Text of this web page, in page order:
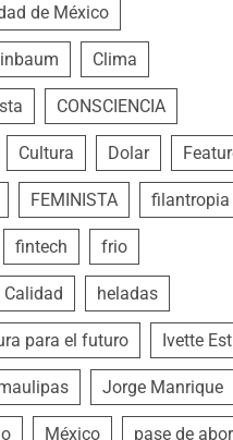
de México
Clima
CONSCIENCIA
Cultura Dolar
FEMINISTA filantropia
fintech frio
Calidad heladas
para el futuro Ivette
Jorge Manrique
México pase de